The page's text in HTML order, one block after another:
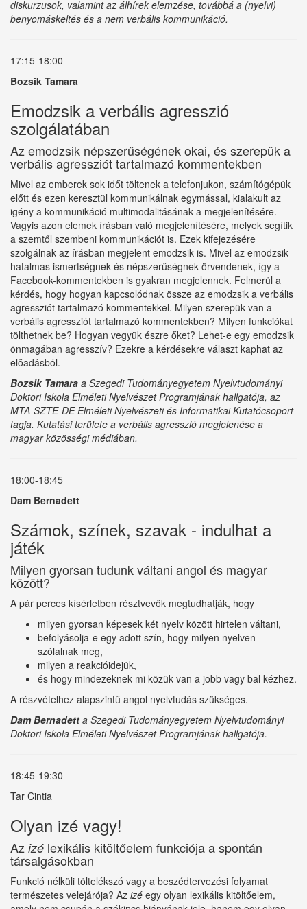
diskurzusok, valamint az álhírek elemzése, továbbá a (nyelvi)
benyomáskeltés és a nem verbális kommunikáció.
17:15-18:00
Bozsik Tamara
Emodzsik a verbális agresszió
szolgálatában
Az emodzsik népszerűségének okai, és szerepük a
verbális agressziót tartalmazó kommentekben
Mivel az emberek sok időt töltenek a telefonjukon, számítógépük
előtt és ezen keresztül kommunikálnak egymással, kialakult az
igény a kommunikáció multimodalitásának a megjelenítésére.
Vagyis azon elemek írásban való megjelenítésére, melyek segítik
a szemtől szembeni kommunikációt is. Ezek kifejezésére
szolgálnak az írásban megjelent emodzsik is. Mivel az emodzsik
hatalmas ismertségnek és népszerűségnek örvendenek, így a
Facebook-kommentekben is gyakran megjelennek. Felmerül a
kérdés, hogy hogyan kapcsolódnak össze az emodzsik a verbális
agressziót tartalmazó kommentekkel. Milyen szerepük van a
verbális agressziót tartalmazó kommentekben? Milyen funkciókat
tölthetnek be? Hogyan vegyük észre őket? Lehet-e egy emodzsik
önmagában agresszív? Ezekre a kérdésekre választ kaphat az
előadásból.
Bozsik Tamara a Szegedi Tudományegyetem Nyelvtudományi
Doktori Iskola Elméleti Nyelvészet Programjának hallgatója, az
MTA-SZTE-DE Elméleti Nyelvészeti és Informatikai Kutatócsoport
tagja. Kutatási területe a verbális agresszió megjelenése a
magyar közösségi médiában.
18:00-18:45
Dam Bernadett
Számok, színek, szavak - indulhat a
játék
Milyen gyorsan tudunk váltani angol és magyar
között?
A pár perces kísérletben résztvevők megtudhatják, hogy
milyen gyorsan képesek két nyelv között hirtelen váltani,
befolyásolja-e egy adott szín, hogy milyen nyelven
szólalnak meg,
milyen a reakcióidejük,
és hogy mindezeknek mi közük van a jobb vagy bal kézhez.
A részvételhez alapszintű angol nyelvtudás szükséges.
Dam Bernadett a Szegedi Tudományegyetem Nyelvtudományi
Doktori Iskola Elméleti Nyelvészet Programjának hallgatója.
18:45-19:30
Tar Cintia
Olyan izé vagy!
Az izé lexikális kitöltőelem funkciója a spontán
társalgásokban
Funkció nélküli töltelékszó vagy a beszédtervezési folyamat
természetes velejárója? Az izé egy olyan lexikális kitöltőelem,